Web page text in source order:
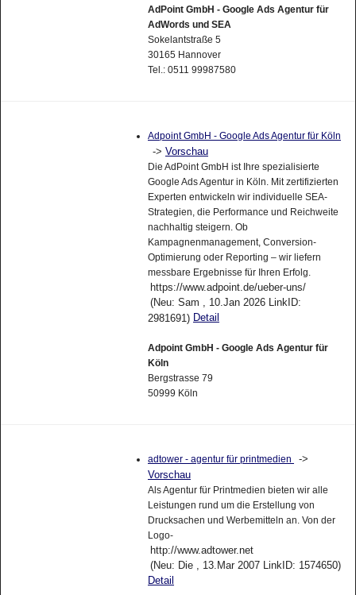
AdPoint GmbH - Google Ads Agentur für
AdWords und SEA
Sokelantstraße 5
30165 Hannover
Tel.: 0511 99987580
Adpoint GmbH - Google Ads Agentur für Köln
-> Vorschau
Die AdPoint GmbH ist Ihre spezialisierte
Google Ads Agentur in Köln. Mit zertifizierten
Experten entwickeln wir individuelle SEA-
Strategien, die Performance und Reichweite
nachhaltig steigern. Ob
Kampagnenmanagement, Conversion-
Optimierung oder Reporting – wir liefern
messbare Ergebnisse für Ihren Erfolg.
https://www.adpoint.de/ueber-uns/
(Neu: Sam , 10.Jan 2026 LinkID:
2981691) Detail
Adpoint GmbH - Google Ads Agentur für
Köln
Bergstrasse 79
50999 Köln
adtower - agentur für printmedien
->
Vorschau
Als Agentur für Printmedien bieten wir alle
Leistungen rund um die Erstellung von
Drucksachen und Werbemitteln an. Von der
Logo-
http://www.adtower.net
(Neu: Die , 13.Mar 2007 LinkID: 1574650)
Detail